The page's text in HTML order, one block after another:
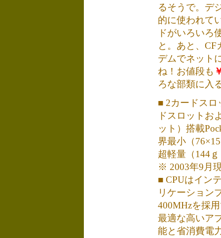
るそうで。デ
的に使われて
ドがいろいろ
と。あと、CF
デムでネット
ね！お値段も
ろな部類に入
■ 2カードスロ
ドスロットお
ット）搭載
界最小（
超軽量（144
※ 2003年9月
■ CPUはイン
リケーション
400MHzを採
最適な高いア
能と省消費電